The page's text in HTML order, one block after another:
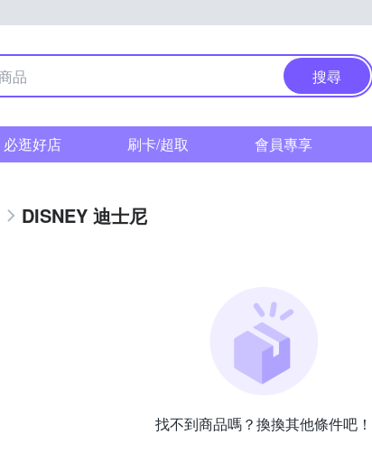
搜尋
必逛好店 刷卡/超取 會員專享
DISNEY 迪士尼
找不到商品嗎？換換其他條件吧！